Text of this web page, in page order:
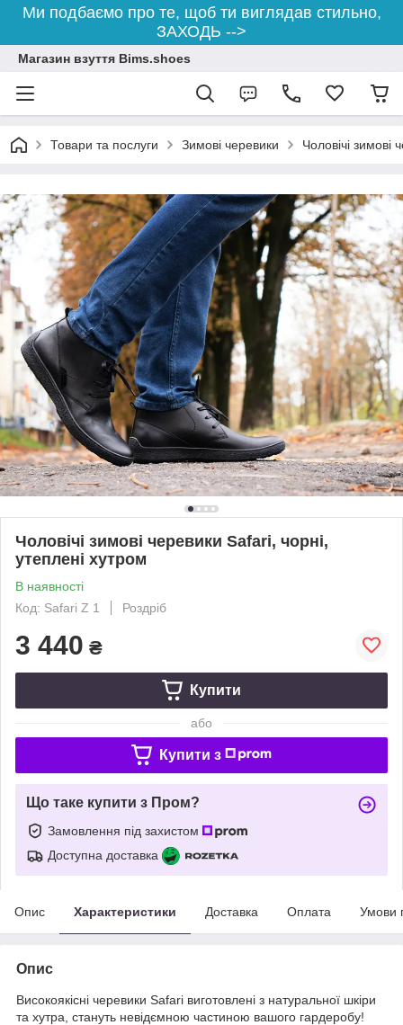
Ми подбаємо про те, щоб ти виглядав стильно,
ЗАХОДЬ -->
Магазин взуття Bims.shoes
Товари та послуги Зимові черевики Чоловічі зимові
Чоловічі зимові черевики Safari, чорні,
утеплені хутром
В наявності
Код: Safari Z 1
Роздріб
3 440 ₴
Купити
або
Купити з
Що таке купити з Пром?
Замовлення під захистом
Доступна доставка
Опис Характеристики Доставка Оплата Умови
Опис
Високоякісні черевики Safari виготовлені з натуральної шкіри
та хутра, стануть невідємною частиною вашого гардеробу!